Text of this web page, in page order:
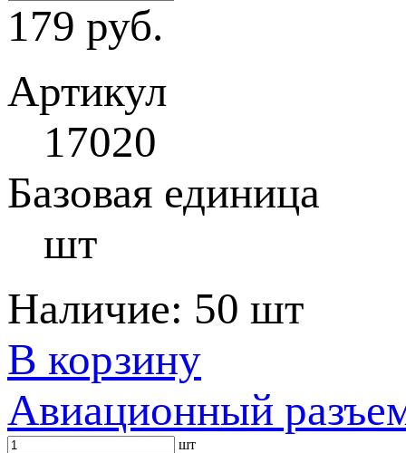
179 руб.
Артикул
17020
Базовая единица
шт
Наличие: 50 шт
В корзину
Авиационный
шт